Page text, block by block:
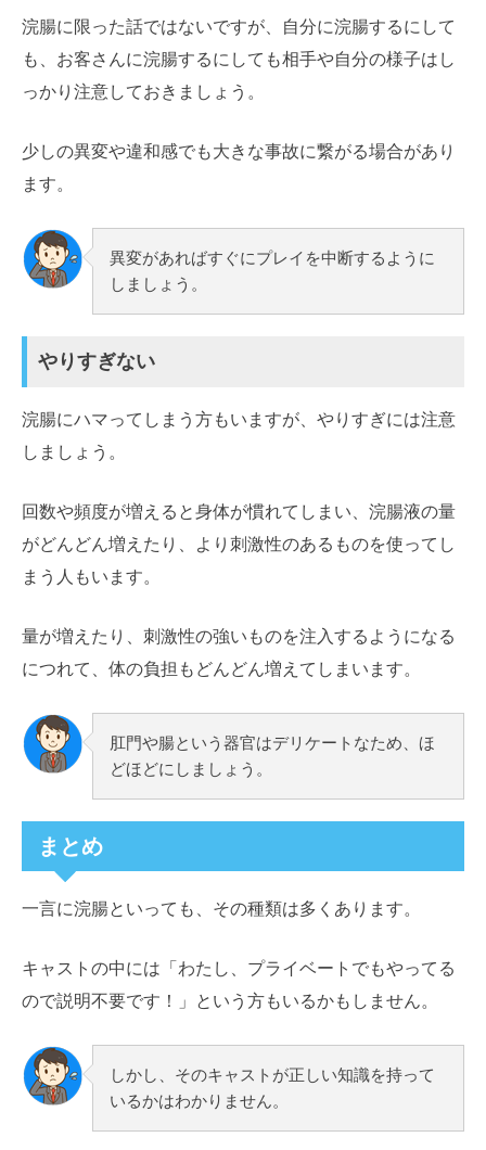
浣腸に限った話ではないですが、自分に浣腸するにして
も、お客さんに浣腸するにしても相手や自分の様子はし
っかり注意しておきましょう。
少しの異変や違和感でも大きな事故に繋がる場合があり
ます。
異変があればすぐにプレイを中断するように
しましょう。
やりすぎない
浣腸にハマってしまう方もいますが、やりすぎには注意
しましょう。
回数や頻度が増えると身体が慣れてしまい、浣腸液の量
がどんどん増えたり、より刺激性のあるものを使ってし
まう人もいます。
量が増えたり、刺激性の強いものを注入するようになる
につれて、体の負担もどんどん増えてしまいます。
肛門や腸という器官はデリケートなため、ほ
どほどにしましょう。
まとめ
一言に浣腸といっても、その種類は多くあります。
キャストの中には「わたし、プライベートでもやってる
ので説明不要です！」という方もいるかもしません。
しかし、そのキャストが正しい知識を持って
いるかはわかりません。